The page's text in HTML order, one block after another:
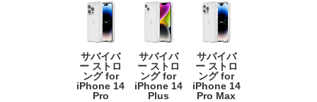
サバイバ
ー ストロ
ング for
iPhone 14
Pro
サバイバ
ー ストロ
ング for
iPhone 14
Plus
サバイバ
ー ストロ
ング for
iPhone 14
Pro Max